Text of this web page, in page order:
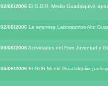
02/08/2006 El G.D.R. Medio Guadalquivir,
02/08/2006 La empresa Laboratorios Alto
09/06/2006 Actividades del Foro Juventud y
05/06/2006 El GDR Medio Guadalquivir